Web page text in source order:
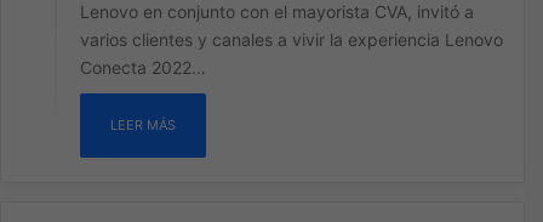
Lenovo en conjunto con el mayorista CVA, invitó a
varios clientes y canales a vivir la experiencia Lenovo
Conecta 2022…
LEER MÁS